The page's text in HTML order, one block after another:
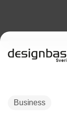
Business